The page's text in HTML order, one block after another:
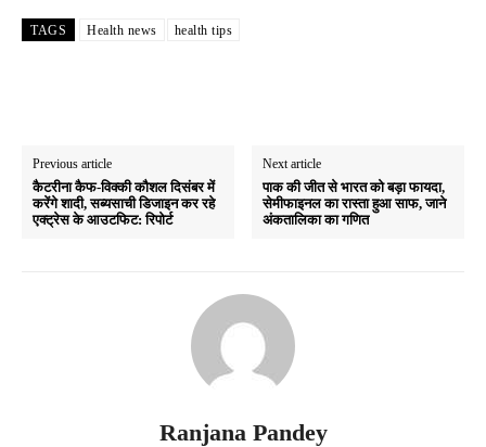
TAGS Health news health tips
Previous article
कैटरीना कैफ-विक्की कौशल दिसंबर में
करेंगे शादी, सब्यसाची डिजाइन कर रहे
एक्ट्रेस के आउटफिट: रिपोर्ट
Next article
पाक की जीत से भारत को बड़ा फायदा,
सेमीफाइनल का रास्ता हुआ साफ, जाने
अंकतालिका का गणित
Ranjana Pandey